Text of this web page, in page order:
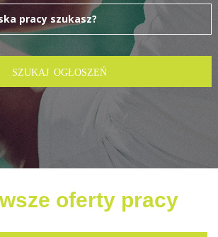
oferty pracy